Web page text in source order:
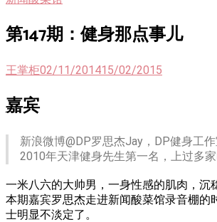
第147期：健身那点事儿
王掌柜02/11/201415/02/2015
嘉宾
新浪微博@DP罗思杰Jay，DP健身工
2010年天津健身先生第一名，上过多家
一米八六的大帅男，一身性感的肌肉，沉
本期嘉宾罗思杰走进新闻酸菜馆录音棚的
士明显不淡定了。